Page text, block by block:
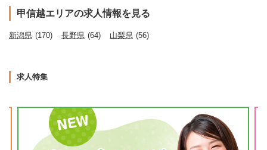
甲信越エリアの求人情報を見る
新潟県 (170) 長野県 (64) 山梨県 (56)
求人特集